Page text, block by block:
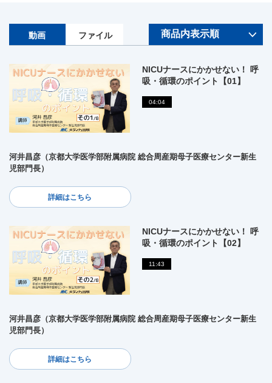
動画 ファイル
NICUナースにかかせない！ 呼
吸・循環のポイント【01】
04:04
河井昌彦（京都大学医学部附属病院 総合周産期母子医療センター新生
児部門長）
詳細はこちら
NICUナースにかかせない！ 呼
吸・循環のポイント【02】
11:43
河井昌彦（京都大学医学部附属病院 総合周産期母子医療センター新生
児部門長）
詳細はこちら